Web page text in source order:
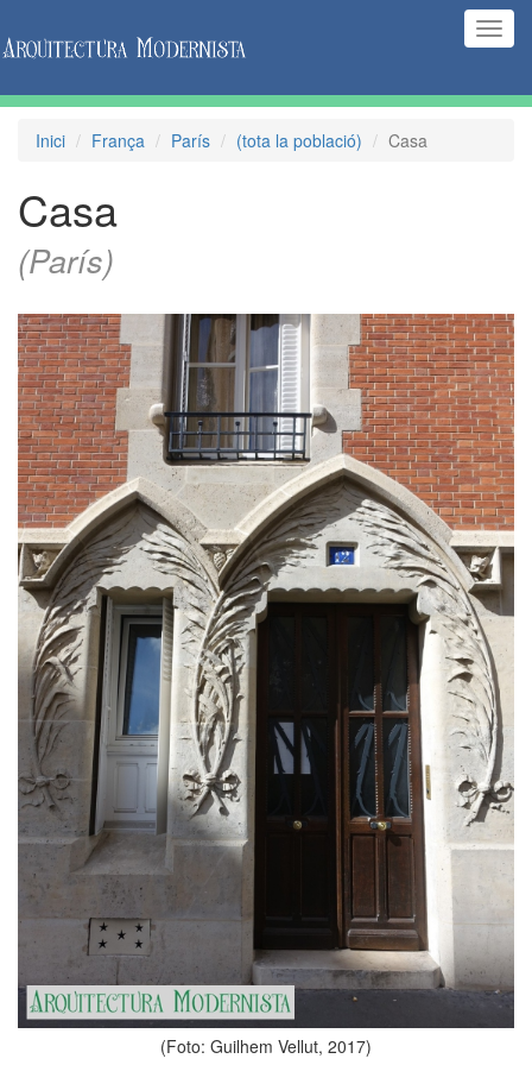
Inici França París (tota la població) Casa
Casa
(París)
(Foto: Guilhem Vellut, 2017)